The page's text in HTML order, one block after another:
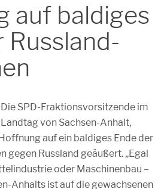
auf baldiges
Russland-
Die SPD-Fraktionsvorsitzende im
Landtag von Sachsen-Anhalt,
auf ein baldiges Ende der
Russland geäußert. „Egal
oder Maschinenbau –
Anhalts ist auf die gewachsenen